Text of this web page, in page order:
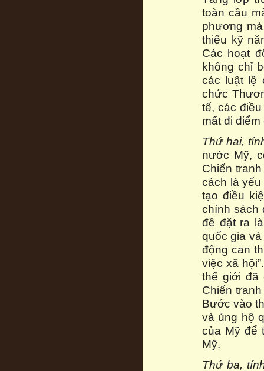
toàn cầu
phương
thiếu kỹ
Các hoạt
không chỉ
các luật lệ
chức
tế, các
mất đi
Thứ hai,
nước Mỹ,
Chiến
cách là
tạo điều
chính sách
đề đặt ra
quốc gia
động can
việc xã
thế giới đã
Chiến
Bước vào
và ủng hộ
của Mỹ để
Mỹ.
Thứ ba,